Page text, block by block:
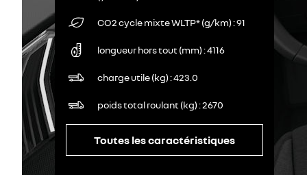
CO2 cycle mixte WLTP* (g/km) 91
longueur hors tout (mm) 4116
charge utile (kg) 423.0
poids total roulant (kg) 2670
Toutes les caractéristiques